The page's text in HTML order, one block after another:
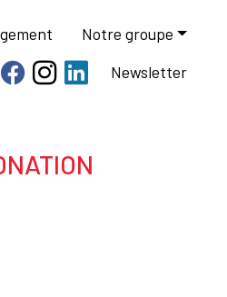
Notre groupe
Newsletter